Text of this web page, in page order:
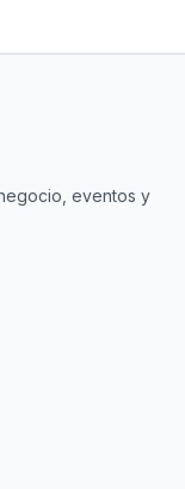
eventos y